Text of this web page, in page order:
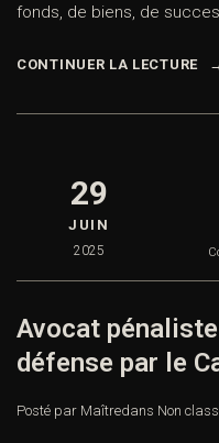
fonds, de biens, de
CONTINUER LA LECTURE
29
JUIN
2025
Avocat
défense par le
Posté par Maîtredans Non